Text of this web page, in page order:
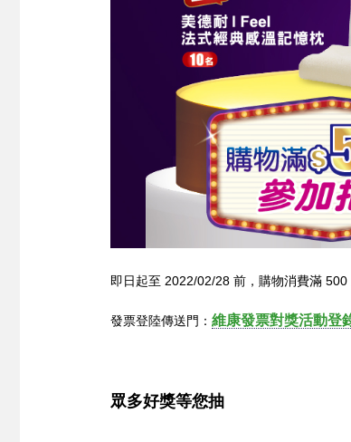
即日起至 2022/02/28 前，購物消費滿
發票登陸傳送門： 維康發票對獎活動登
眾多好獎等您抽